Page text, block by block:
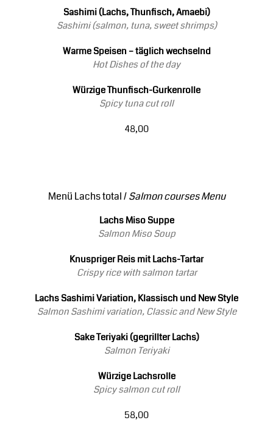
Sashimi (Lachs, Thunfisch, Amaebi)
Sashimi (salmon, tuna, sweet shrimps)
Warme Speisen – täglich wechselnd
Hot Dishes of the day
Würzige Thunfisch-Gurkenrolle
Spicy tuna cut roll
48,00
Menü Lachs total /Salmon courses Menu
Lachs Miso Suppe
Salmon Miso Soup
Knuspriger Reis mit Lachs-Tartar
Crispy rice with salmon tartar
Lachs Sashimi Variation, Klassisch und New Style
Salmon Sashimi variation, Classic and New Style
Sake Teriyaki (gegrillter Lachs)
Salmon Teriyaki
Würzige Lachsrolle
Spicy salmon cut roll
58,00